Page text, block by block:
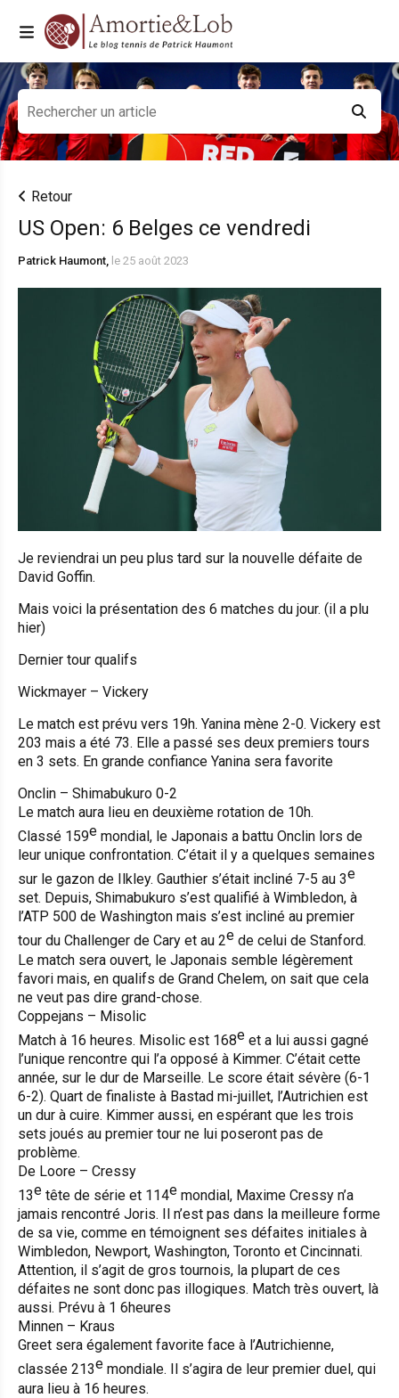
Retour
US Open: 6 Belges ce vendredi
Patrick Haumont, le 25 août 2023
Je reviendrai un peu plus tard sur la nouvelle défaite de
David Goffin.
Mais voici la présentation des 6 matches du jour. (il a plu
hier)
Dernier tour qualifs
Wickmayer – Vickery
Le match est prévu vers 19h. Yanina mène 2-0. Vickery est
203 mais a été 73. Elle a passé ses deux premiers tours
en 3 sets. En grande confiance Yanina sera favorite
Onclin – Shimabukuro 0-2
Le match aura lieu en deuxième rotation de 10h.
Classé 159e mondial, le Japonais a battu Onclin lors de
leur unique confrontation. C’était il y a quelques semaines
sur le gazon de Ilkley. Gauthier s’était incliné 7-5 au 3e
set. Depuis, Shimabukuro s’est qualifié à Wimbledon, à
l’ATP 500 de Washington mais s’est incliné au premier
tour du Challenger de Cary et au 2e de celui de Stanford.
Le match sera ouvert, le Japonais semble légèrement
favori mais, en qualifs de Grand Chelem, on sait que cela
ne veut pas dire grand-chose.
Coppejans – Misolic
Match à 16 heures. Misolic est 168e et a lui aussi gagné
l’unique rencontre qui l’a opposé à Kimmer. C’était cette
année, sur le dur de Marseille. Le score était sévère (6-1
6-2). Quart de finaliste à Bastad mi-juillet, l’Autrichien est
un dur à cuire. Kimmer aussi, en espérant que les trois
sets joués au premier tour ne lui poseront pas de
problème.
De Loore – Cressy
13e tête de série et 114e mondial, Maxime Cressy n’a
jamais rencontré Joris. Il n’est pas dans la meilleure forme
de sa vie, comme en témoignent ses défaites initiales à
Wimbledon, Newport, Washington, Toronto et Cincinnati.
Attention, il s’agit de gros tournois, la plupart de ces
défaites ne sont donc pas illogiques. Match très ouvert, là
aussi. Prévu à 1 6heures
Minnen – Kraus
Greet sera également favorite face à l’Autrichienne,
classée 213e mondiale. Il s’agira de leur premier duel, qui
aura lieu à 16 heures.